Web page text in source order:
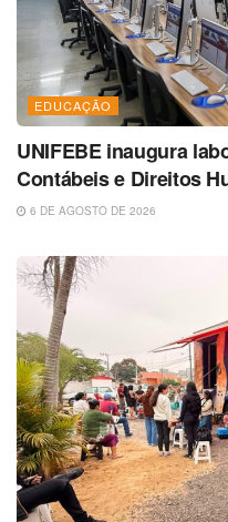
EDUCAÇÃO
UNIFEBE inaugura
Contábeis e Direitos
6 DE AGOSTO DE 2026